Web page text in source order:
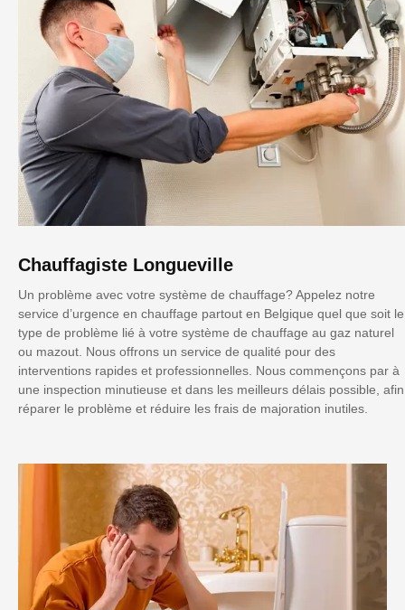
Chauffagiste Longueville
Un problème avec votre système de chauffage? Appelez notre
service d’urgence en chauffage partout en Belgique quel que soit le
type de problème lié à votre système de chauffage au gaz naturel
ou mazout. Nous offrons un service de qualité pour des
interventions rapides et professionnelles. Nous commençons par à
une inspection minutieuse et dans les meilleurs délais possible, afin
réparer le problème et réduire les frais de majoration inutiles.